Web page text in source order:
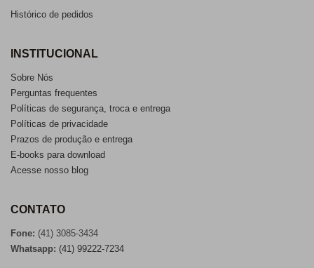
Histórico de pedidos
INSTITUCIONAL
Sobre Nós
Perguntas frequentes
Políticas de segurança, troca e entrega
Políticas de privacidade
Prazos de produção e entrega
E-books para download
Acesse nosso blog
CONTATO
Fone: (41) 3085-3434
Whatsapp: (41) 99222-7234